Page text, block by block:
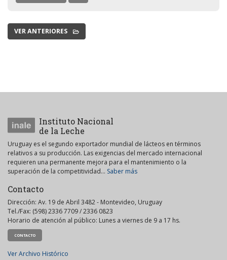
VER ANTERIORES
Instituto Nacional
de la Leche
Uruguay es el segundo exportador mundial de lácteos en términos
relativos a su producción. Las exigencias del mercado internacional
requieren una permanente mejora para el mantenimiento o la
superación de la competitividad... Saber más
Contacto
Dirección: Av. 19 de Abril 3482 - Montevideo, Uruguay
Tel./Fax: (598) 2336 7709 / 2336 0823
Horario de atención al público: Lunes a viernes de 9 a 17 hs.
CONTACTO
Ver Archivo Histórico